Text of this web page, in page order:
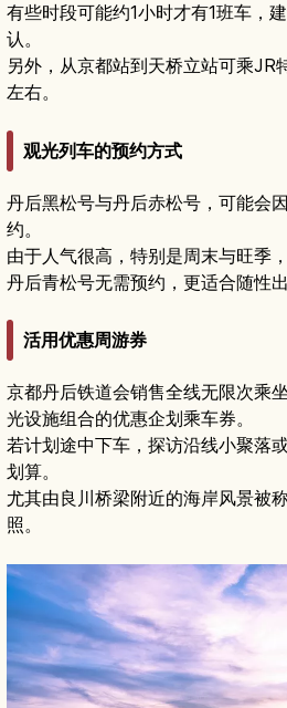
有些时段可能约1小时才有1班车，
认。
另外，从京都站到天桥立站可乘JR
左右。
观光列车的预约方式
丹后黑松号与丹后赤松号，可能会
约。
由于人气很高，特别是周末与旺季
丹后青松号无需预约，更适合随性
活用优惠周游券
京都丹后铁道会销售全线无限次乘
光设施组合的优惠企划乘车券。
若计划途中下车，探访沿线小聚落
划算。
尤其由良川桥梁附近的海岸风景被
照。